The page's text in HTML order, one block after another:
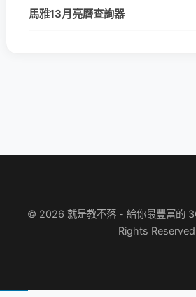
馬雅13月亮曆查詢器
© 2026 就是教不落 - 給你最豐富的
Rights Reserved